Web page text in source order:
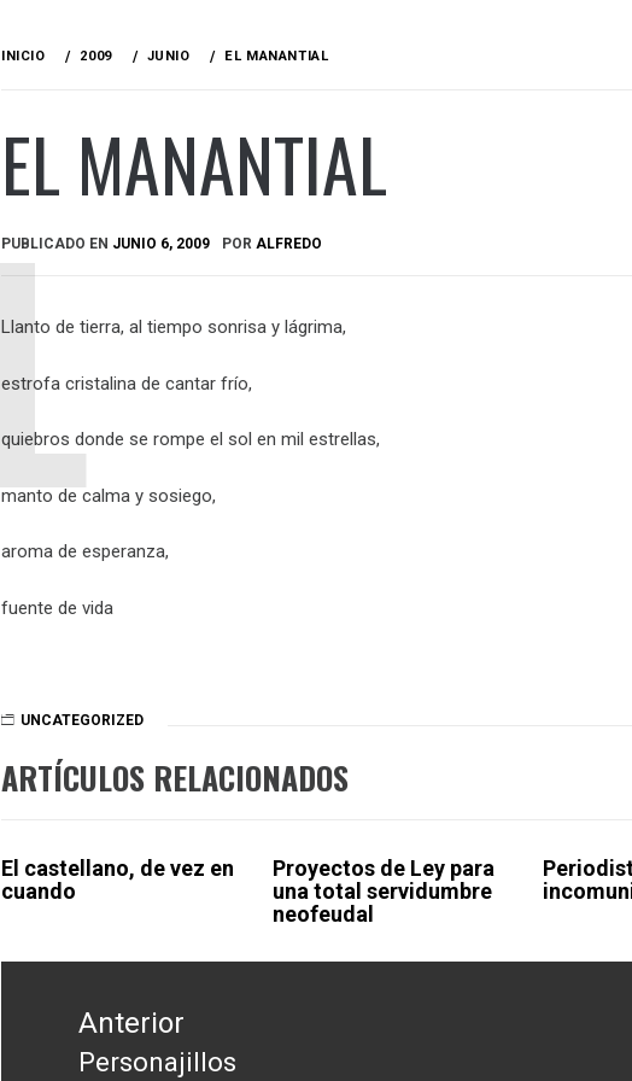
INICIO 2009 JUNIO EL MANANTIAL
EL MANANTIAL
PUBLICADO EN JUNIO 6, 2009 POR ALFREDO
Llanto de tierra, al tiempo sonrisa y lágrima,
estrofa cristalina de cantar frío,
quiebros donde se rompe el sol en mil estrellas,
manto de calma y sosiego,
aroma de esperanza,
fuente de vida
UNCATEGORIZED
ARTÍCULOS RELACIONADOS
El castellano, de vez en
cuando
Proyectos de Ley para
una total servidumbre
neofeudal
Navegación
entradas
Anterior
Entrada
Personajillos